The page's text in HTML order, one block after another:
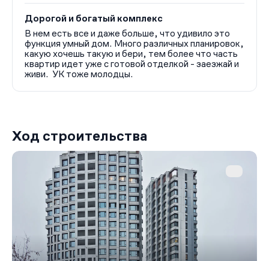
Дорогой и богатый комплекс
В нем есть все и даже больше, что удивило это
функция умный дом. Много различных планировок,
какую хочешь такую и бери, тем более что часть
квартир идет уже с готовой отделкой - заезжай и
живи. УК тоже молодцы.
Ход строительства